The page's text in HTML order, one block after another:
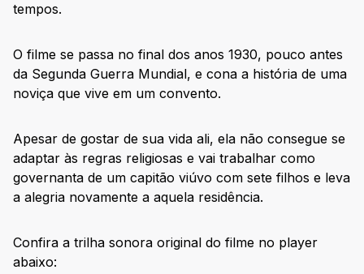
tempos.
O filme se passa no final dos anos 1930, pouco antes
da Segunda Guerra Mundial, e cona a história de uma
noviça que vive em um convento.
Apesar de gostar de sua vida ali, ela não consegue se
adaptar às regras religiosas e vai trabalhar como
governanta de um capitão viúvo com sete filhos e leva
a alegria novamente a aquela residência.
Confira a trilha sonora original do filme no player
abaixo: